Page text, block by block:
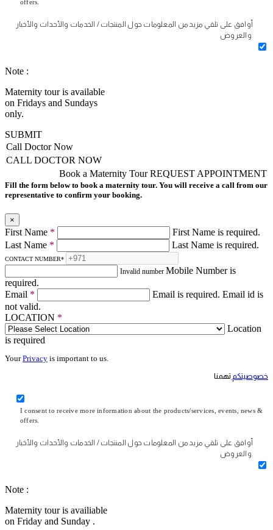
offers.
أوافق على تلقي مزيد من المعلومات حول المنتجات / الخدمات والأحداث والأخبار
والعروض.
Note :
Maternity tour is available
on Fridays and Sundays
only.
SUBMIT
Call Doctor Now
CALL DOCTOR NOW
REQUEST APPOINTMENT
Book a Maternity Tour
Fill the form below to book a maternity tour. You will receive a call from our
representative to confirm your booking.
×
First Name *
First Name is required.
Last Name * Last Name is required.
CONTACT NUMBER*
Invalid number Mobile Number is
required.
Email * Email is required. Email id is
not valid.
LOCATION *
Location
is required
YourPrivacy is important to us.
خصوصيتكم تهمنا
I consent to receive more information about the products/services, events, news &
offers.
أوافق على تلقي مزيد من المعلومات حول المنتجات / الخدمات والأحداث والأخبار
والعروض.
Note :
Maternity tour is availiable
on Friday and Sunday .